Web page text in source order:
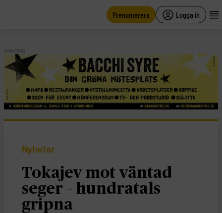
Prenumerera Logga in
ANNONS
Nyheter
Tokajev mot väntad
seger – hundratals
gripna